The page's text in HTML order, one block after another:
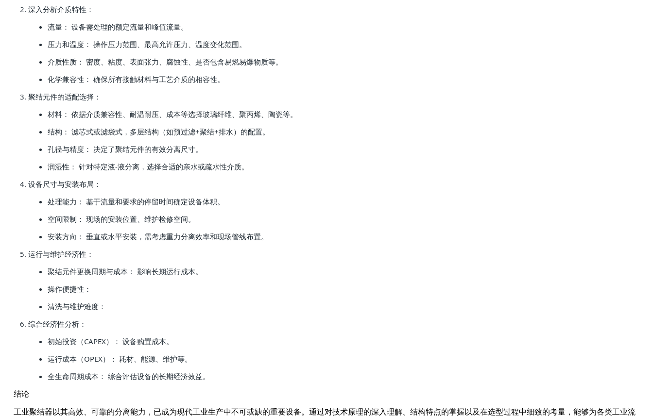
深入分析介质特性：
流量： 设备需处理的额定流量和峰值流量。
压力和温度： 操作压力范围、最高允许压力、温度变化范围。
介质性质： 密度、粘度、表面张力、腐蚀性、是否包含易燃易爆物质等。
化学兼容性： 确保所有接触材料与工艺介质的相容性。
聚结元件的适配选择：
材料： 依据介质兼容性、耐温耐压、成本等选择玻璃纤维、聚丙烯、陶瓷等。
结构： 滤芯式或滤袋式，多层结构（如预过滤+聚结+排水）的配置。
孔径与精度： 决定了聚结元件的有效分离尺寸。
润湿性： 针对特定液-液分离，选择合适的亲水或疏水性介质。
设备尺寸与安装布局：
处理能力： 基于流量和要求的停留时间确定设备体积。
空间限制： 现场的安装位置、维护检修空间。
安装方向： 垂直或水平安装，需考虑重力分离效率和现场管线布置。
运行与维护经济性：
聚结元件更换周期与成本： 影响长期运行成本。
操作便捷性：
清洗与维护难度：
综合经济性分析：
初始投资（CAPEX）： 设备购置成本。
运行成本（OPEX）： 耗材、能源、维护等。
全生命周期成本： 综合评估设备的长期经济效益。
结论
工业聚结器以其高效、可靠的分离能力，已成为现代工业生产中不可或缺的重要设备。通过对技术原理的深入理解、结构特点的掌握以及在选型过程中细致的考量，能够为各类工业流